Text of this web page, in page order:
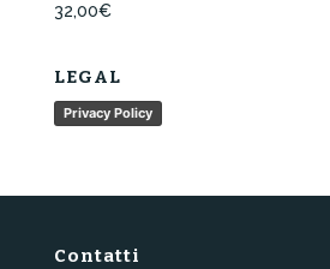
32,00€
LEGAL
Privacy Policy
Contatti